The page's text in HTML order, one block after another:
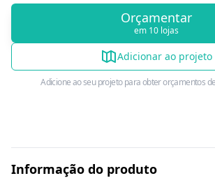
Orçamentar
em 10 lojas
Adicionar ao projeto
Adicione ao seu projeto para obter orçamentos
Informação do produto